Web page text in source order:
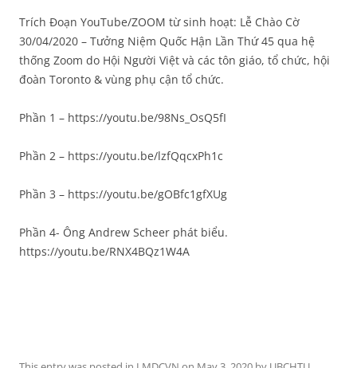
Trích Đoạn YouTube/ZOOM từ sinh hoạt: Lễ Chào Cờ
30/04/2020 – Tưởng Niệm Quốc Hận Lần Thứ 45 qua hệ
thống Zoom do Hội Người Việt và các tôn giáo, tổ chức, hội
đoàn Toronto & vùng phụ cận tổ chức.
Phần 1 – https://youtu.be/98Ns_OsQ5fI
Phần 2 – https://youtu.be/lzfQqcxPh1c
Phần 3 – https://youtu.be/gOBfc1gfXUg
Phần 4- Ông Andrew Scheer phát biểu.
https://youtu.be/RNX4BQz1W4A